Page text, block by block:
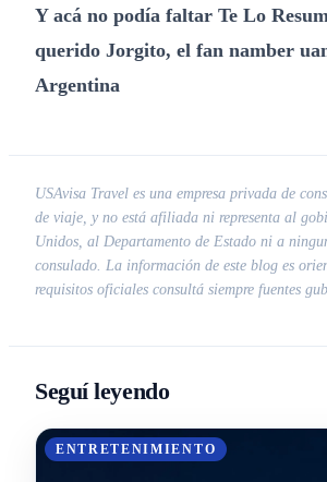
Y acá no podía faltar Te Lo
querido Jorgito, el fan namber
Argentina
USAvisa Travel es una empresa privada de
de viaje, y no está afiliada ni representa al
Unidos, al Departamento de Estado ni a
consulado. La información de este blog es
requisitos oficiales consultá siempre fuentes
Seguí leyendo
ENTRETENIMIENTO